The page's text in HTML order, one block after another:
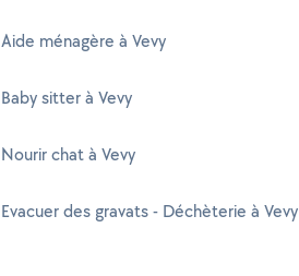
Aide ménagère à Vevy
Baby sitter à Vevy
Nourir chat à Vevy
Evacuer des gravats - Déchèterie à Vevy